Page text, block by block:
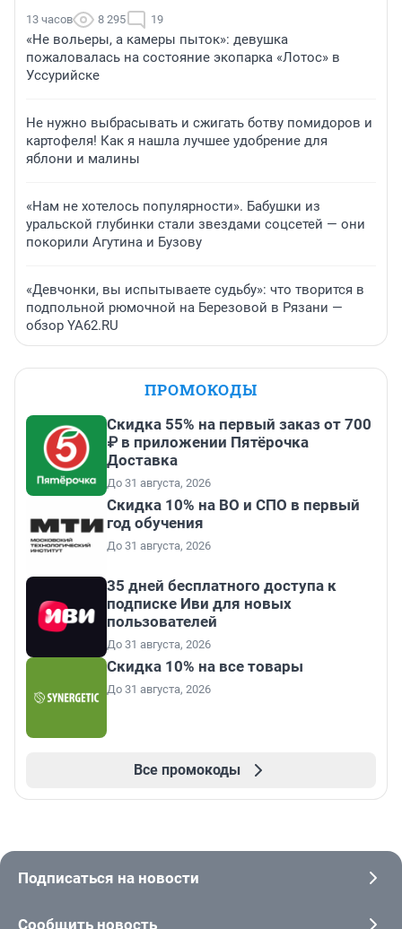
13 часов 8 295 19
«Не вольеры, а камеры пыток»: девушка
пожаловалась на состояние экопарка «Лотос» в
Уссурийске
Не нужно выбрасывать и сжигать ботву помидоров и
картофеля! Как я нашла лучшее удобрение для
яблони и малины
«Нам не хотелось популярности». Бабушки из
уральской глубинки стали звездами соцсетей — они
покорили Агутина и Бузову
«Девчонки, вы испытываете судьбу»: что творится в
подпольной рюмочной на Березовой в Рязани —
обзор YA62.RU
ПРОМОКОДЫ
Скидка 55% на первый заказ от 700
₽ в приложении Пятёрочка
Доставка
До 31 августа, 2026
Скидка 10% на ВО и СПО в первый
год обучения
До 31 августа, 2026
35 дней бесплатного доступа к
подписке Иви для новых
пользователей
До 31 августа, 2026
Скидка 10% на все товары
До 31 августа, 2026
Все промокоды
Подписаться на новости
Сообщить новость